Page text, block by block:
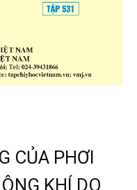
CỦA PHƠI
KHÍ DO